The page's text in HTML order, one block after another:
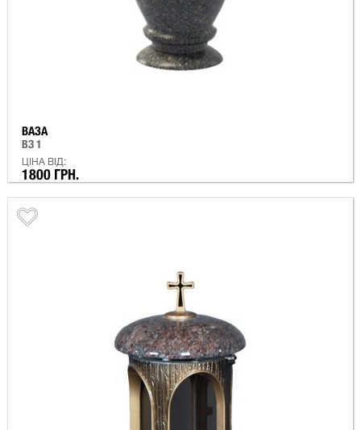
ВАЗА
ВЗ 1
ЦІНА ВІД:
1800 ГРН.